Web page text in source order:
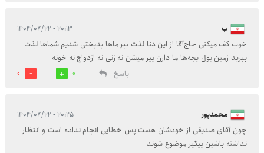
ب ۲۰:۱۳ - ۱۴۰۴/۰۷/۲۲
خوب کف میکنی حاج‌آقا از این دنا لذت ببر ماها بدبختی شدیم شماها لذت
ببرید زمین پول بچه‌ها ما دارن پیر میشن نه زنی نه ازدواج نه خونه
پاسخ
0
0
محمدپور ۲۰:۲۵ - ۱۴۰۴/۰۷/۲۲
چون آقای صدیقی از خودشان هست پس خطایی انجام نداده است و انتظار
نداشته باشین پیگیر موضوع شوند